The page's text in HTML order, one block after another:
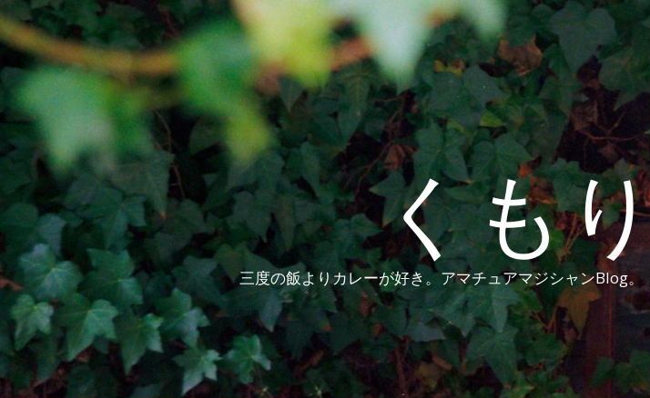
くも
三度の飯よりカレーが好き。アマチュアマジシャンBlog